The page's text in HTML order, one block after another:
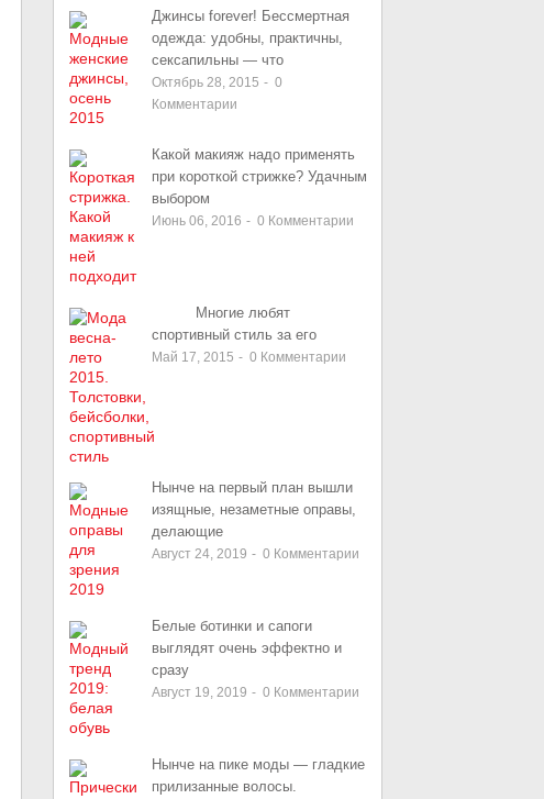
Джинсы forever! Бессмертная
одежда: удобны, практичны,
сексапильны — что
Октябрь 28, 2015 - 0
Комментарии
Какой макияж надо применять
при короткой стрижке? Удачным
выбором
Июнь 06, 2016 - 0 Комментарии
Многие любят
спортивный стиль за его
Май 17, 2015 - 0 Комментарии
Нынче на первый план вышли
изящные, незаметные оправы,
делающие
Август 24, 2019 - 0 Комментарии
Белые ботинки и сапоги
выглядят очень эффектно и
сразу
Август 19, 2019 - 0 Комментарии
Нынче на пике моды — гладкие
прилизанные волосы.